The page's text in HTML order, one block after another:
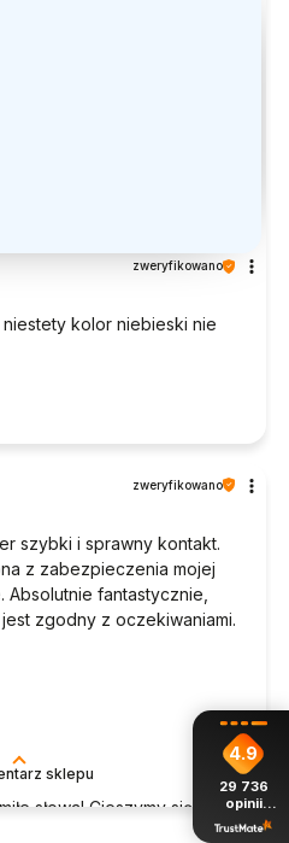
zweryfikowano
niestety kolor niebieski nie
sklepu
słowa! Cieszymy się, że
zweryfikowano
szybki i sprawny kontakt.
z zabezpieczenia mojej
Absolutnie fantastycznie,
zgodny z oczekiwaniami.
4.9
29 736
opinii
z całego
okresu